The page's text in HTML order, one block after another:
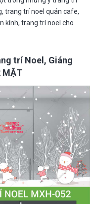
trang trí noel quán cafe,
kính, trang trí noel cho
trí Noel, Giáng
MẶT